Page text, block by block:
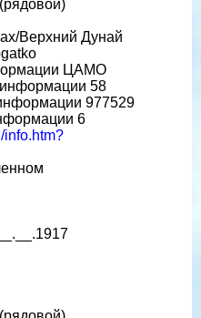
Верхний Дунай
ЦАМО
58
977529
6
info.htm?